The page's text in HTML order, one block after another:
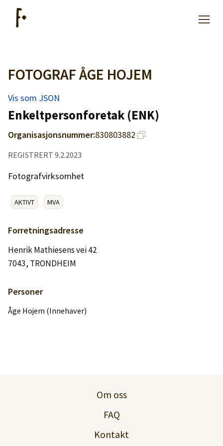
Artikler
Hjelp
Kjøpe lister
Priser
Logg inn
Lag konto
FOTOGRAF ÅGE HOJEM
Vis som JSON
Enkeltpersonforetak (ENK)
Organisasjonsnummer:830803882
REGISTRERT 9.2.2023
Fotografvirksomhet
AKTIVT MVA
Forretningsadresse
Henrik Mathiesens vei 42
7043, TRONDHEIM
Personer
Åge Hojem (Innehaver)
Om oss
FAQ
Kontakt